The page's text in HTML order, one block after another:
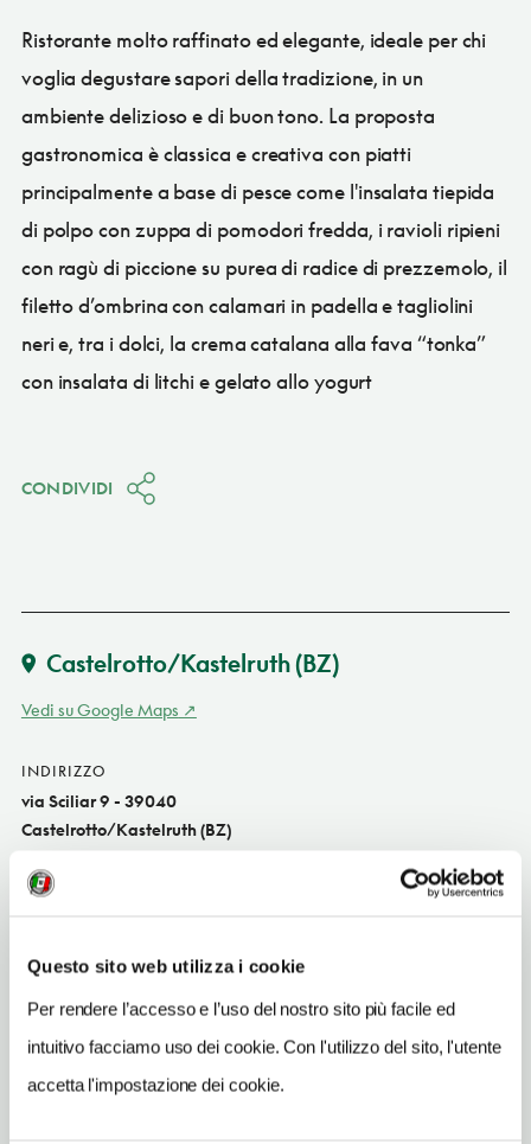
Questo sito web utilizza i cookie
Per rendere l’accesso e l’uso del nostro sito più facile ed
intuitivo facciamo uso dei cookie. Con l'utilizzo del sito, l'utente
accetta l'impostazione dei cookie.
Ristorante molto raffinato ed elegante, ideale per chi
voglia degustare sapori della tradizione, in un
ambiente delizioso e di buon tono. La proposta
gastronomica è classica e creativa con piatti
principalmente a base di pesce come l'insalata tiepida
di polpo con zuppa di pomodori fredda, i ravioli ripieni
con ragù di piccione su purea di radice di prezzemolo, il
filetto d’ombrina con calamari in padella e tagliolini
neri e, tra i dolci, la crema catalana alla fava “tonka”
con insalata di litchi e gelato allo yogurt
CONDIVIDI
Castelrotto/Kastelruth(BZ)
Vedi su Google Maps
INDIRIZZO
via Sciliar 9 - 39040
Castelrotto/Kastelruth (BZ)
INDIRIZZO EMAIL
info@restaurantsassegg.com
TELEFONO
3316497272